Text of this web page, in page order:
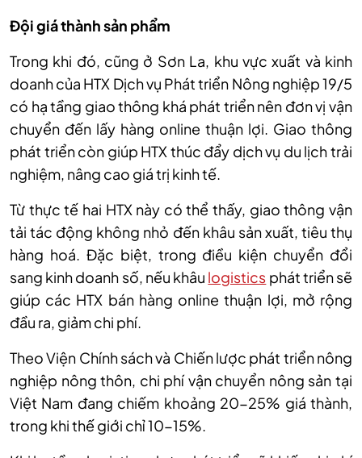
Đội giá thành sản phẩm
Trong khi đó, cũng ở Sơn La, khu vực xuất và kinh
doanh của HTX Dịch vụ Phát triển Nông nghiệp 19/5
có hạ tầng giao thông khá phát triển nên đơn vị vận
chuyển đến lấy hàng online thuận lợi. Giao thông
phát triển còn giúp HTX thúc đẩy dịch vụ du lịch trải
nghiệm, nâng cao giá trị kinh tế.
Từ thực tế hai HTX này có thể thấy, giao thông vận
tải tác động không nhỏ đến khâu sản xuất, tiêu thụ
hàng hoá. Đặc biệt, trong điều kiện chuyển đổi
sang kinh doanh số, nếu khâu logistics phát triển sẽ
giúp các HTX bán hàng online thuận lợi, mở rộng
đầu ra, giảm chi phí.
Theo Viện Chính sách và Chiến lược phát triển nông
nghiệp nông thôn, chi phí vận chuyển nông sản tại
Việt Nam đang chiếm khoảng 20-25% giá thành,
trong khi thế giới chỉ 10-15%.